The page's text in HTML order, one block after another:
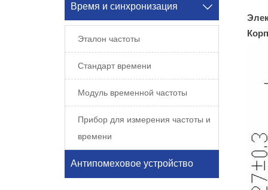
Время и синхронизация 
Эталон частоты
Стандарт времени
Модуль временной частоты
Прибор для измерения частоты и
времени
Антипомеховое устройство